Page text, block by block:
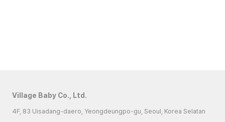
Village Baby Co., Ltd.
4F, 83 Uisadang-daero, Yeongdeungpo-gu, Seoul, Korea Selatan